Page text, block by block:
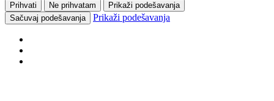
Prihvati Ne prihvatam
Prikaži podešavanja
Sačuvaj podešavanja
Prikaži podešavanja